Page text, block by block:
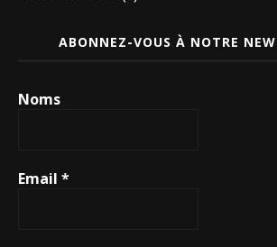
ABONNEZ-VOUS À NOTRE
Noms
Email *